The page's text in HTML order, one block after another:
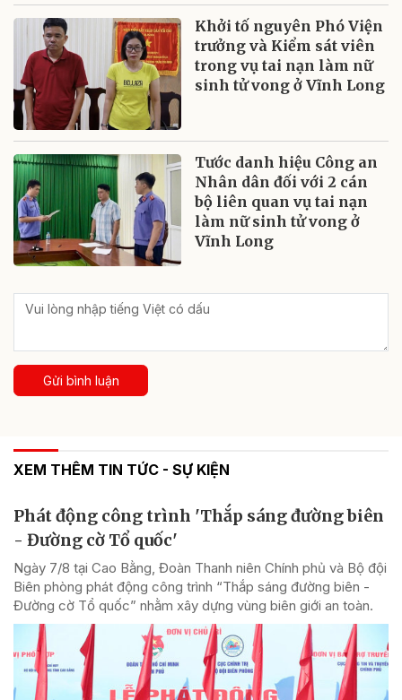
Khởi tố nguyên Phó Viện
trưởng và Kiểm sát viên
trong vụ tai nạn làm nữ
sinh tử vong ở Vĩnh Long
Tước danh hiệu Công an
Nhân dân đối với 2 cán
bộ liên quan vụ tai nạn
làm nữ sinh tử vong ở
Vĩnh Long
Gửi bình luận
XEM THÊM TIN TỨC - SỰ KIỆN
Phát động công trình 'Thắp sáng đường biên
- Đường cờ Tổ quốc'
Ngày 7/8 tại Cao Bằng, Đoàn Thanh niên Chính phủ và Bộ đội
Biên phòng phát động công trình “Thắp sáng đường biên -
Đường cờ Tổ quốc” nhằm xây dựng vùng biên giới an toàn.